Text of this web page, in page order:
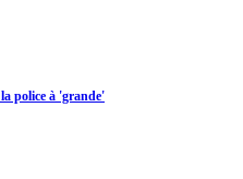
police à 'grande'